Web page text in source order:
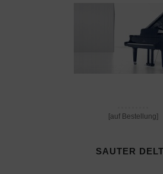
[auf Bestellung]
SAUTER